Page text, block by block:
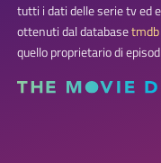
tutti i dati delle serie tv ed
ottenuti dal databasetmdb
quello proprietario di